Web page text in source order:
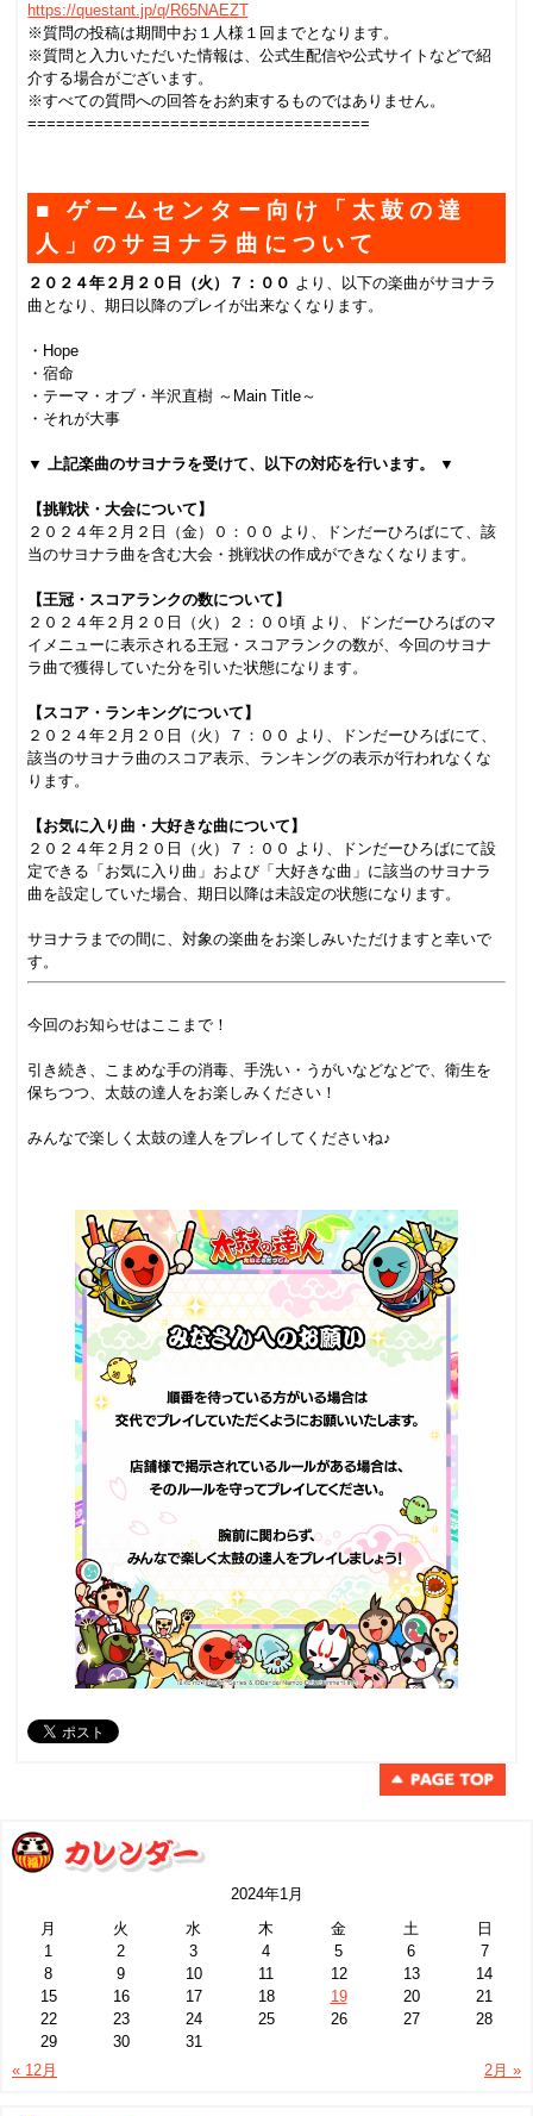
https://questant.jp/q/R65NAEZT.
※質問の投稿は期間中お１人様１回までとなります。
※質問と入力いただいた情報は、公式生配信や公式サイトなどで紹
介する場合がございます。
※すべての質問への回答をお約束するものではありません。
====================================
■ ゲームセンター向け「太鼓の達
人」のサヨナラ曲について
２０２４年２月２０日（火）７：００ より、以下の楽曲がサヨナラ
曲となり、期日以降のプレイが出来なくなります。
・Hope
・宿命
・テーマ・オブ・半沢直樹 ～Main Title～
・それが大事
▼ 上記楽曲のサヨナラを受けて、以下の対応を行います。 ▼
【挑戦状・大会について】
２０２４年２月２日（金）０：００ より、ドンだーひろばにて、該
当のサヨナラ曲を含む大会・挑戦状の作成ができなくなります。
【王冠・スコアランクの数について】
２０２４年２月２０日（火）２：００頃 より、ドンだーひろばのマ
イメニューに表示される王冠・スコアランクの数が、今回のサヨナ
ラ曲で獲得していた分を引いた状態になります。
【スコア・ランキングについて】
２０２４年２月２０日（火）７：００ より、ドンだーひろばにて、
該当のサヨナラ曲のスコア表示、ランキングの表示が行われなくな
ります。
【お気に入り曲・大好きな曲について】
２０２４年２月２０日（火）７：００ より、ドンだーひろばにて設
定できる「お気に入り曲」および「大好きな曲」に該当のサヨナラ
曲を設定していた場合、期日以降は未設定の状態になります。
サヨナラまでの間に、対象の楽曲をお楽しみいただけますと幸いで
す。
今回のお知らせはここまで！
引き続き、こまめな手の消毒、手洗い・うがいなどなどで、衛生を
保ちつつ、太鼓の達人をお楽しみください！
みんなで楽しく太鼓の達人をプレイしてくださいね♪
2024年1月
月
火 水 木 金 土
日
1
2 3 4 5 6
7
8
9 10 11 12 13
14
15
16 17 18 19 20
21
22
23 24 25 26 27
28
29
30
31
« 12月
2月 »